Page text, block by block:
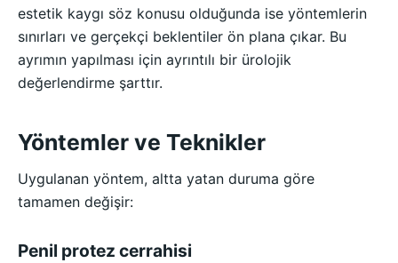
estetik kaygı söz konusu olduğunda ise yöntemlerin
sınırları ve gerçekçi beklentiler ön plana çıkar. Bu
ayrımın yapılması için ayrıntılı bir ürolojik
değerlendirme şarttır.
Yöntemler ve Teknikler
Uygulanan yöntem, altta yatan duruma göre
tamamen değişir:
Penil protez cerrahisi